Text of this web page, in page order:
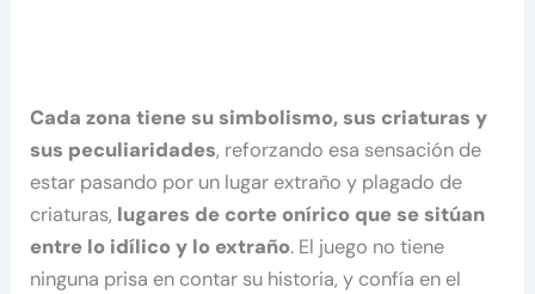
Cada zona tiene su simbolismo, sus criaturas y
sus peculiaridades, reforzando esa sensación de
estar pasando por un lugar extraño y plagado de
criaturas, lugares de corte onírico que se sitúan
entre lo idílico y lo extraño. El juego no tiene
ninguna prisa en contar su historia, y confía en el